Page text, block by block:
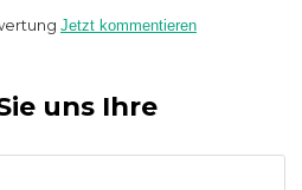
Jetzt kommentieren
uns Ihre